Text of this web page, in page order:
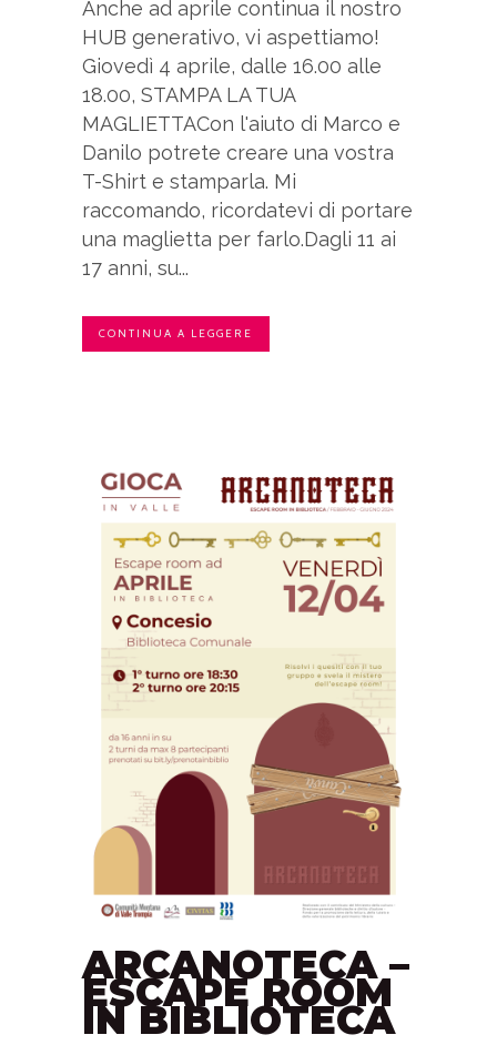
Anche ad aprile continua il nostro
HUB generativo, vi aspettiamo!
Giovedì 4 aprile, dalle 16.00 alle
18.00, STAMPA LA TUA
MAGLIETTACon l'aiuto di Marco e
Danilo potrete creare una vostra
T-Shirt e stamparla. Mi
raccomando, ricordatevi di portare
una maglietta per farlo.Dagli 11 ai
17 anni, su...
CONTINUA A LEGGERE
ARCANOTECA –
ESCAPE ROOM
IN BIBLIOTECA